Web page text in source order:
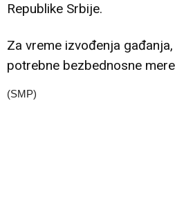
Republike Srbije.
Za vreme izvođenja
potrebne bezbednosne
(SMP)